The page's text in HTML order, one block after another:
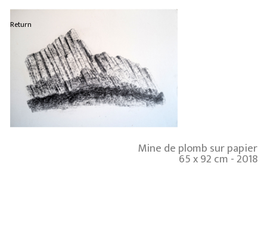
Return
Mine de plomb sur papier
65 x 92 cm - 2018